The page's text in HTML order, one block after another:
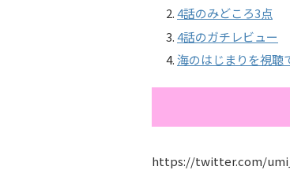
4話のみどころ3点
4話のガチレビュー
海のはじまりを視聴
https://twitter.com/